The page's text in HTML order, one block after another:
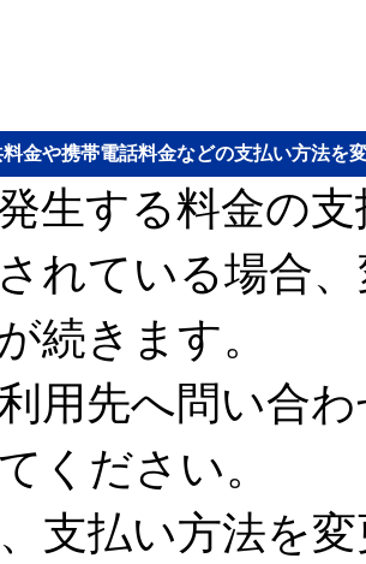
料金や携帯電話料金などの支払い方法を
生する料金の
れている場合
続きます。
用先へ問い合
ください。
支払い方法を